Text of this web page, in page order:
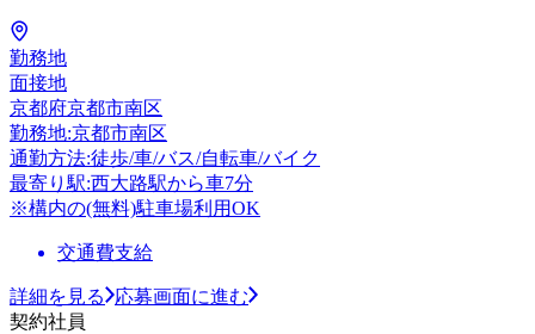
勤務地
面接地
京都府京都市南区
勤務地:京都市南区
通勤方法:徒歩/車/バス/自転車/バイク
最寄り駅:西大路駅から車7分
※構内の(無料)駐車場利用OK
交通費支給
詳細を見る
応募画面に進む
契約社員